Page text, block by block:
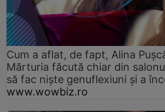
Cum a aflat, de fapt, Alina
Mărturia făcută chiar din
să fac niște genuflexiuni și a
www.wowbiz.ro